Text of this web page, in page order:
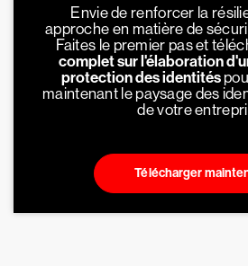
Envie de renforcer la
approche en matière de
Faites le premier pas et
complet sur l'élaboration
protection des identités
maintenant le paysage des
de votre
Télécharger